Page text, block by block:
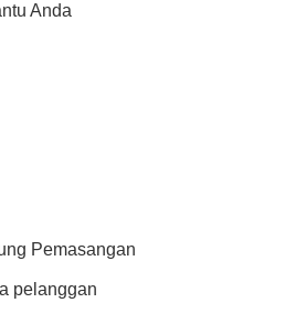
Anda
Pemasangan
pelanggan